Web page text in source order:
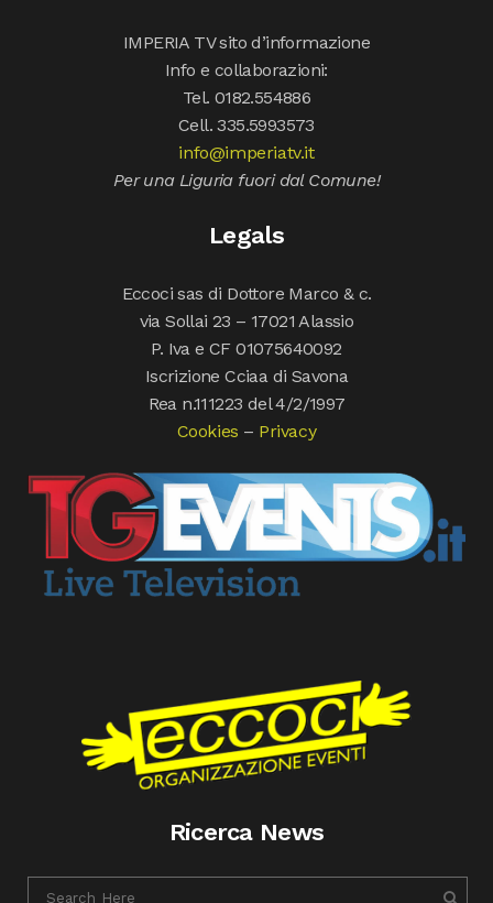
IMPERIA TV sito d’informazione
Info e collaborazioni:
Tel. 0182.554886
Cell. 335.5993573
info@imperiatv.it
Per una Liguria fuori dal Comune!
Legals
Eccoci sas di Dottore Marco & c.
via Sollai 23 – 17021 Alassio
P. Iva e CF 01075640092
Iscrizione Cciaa di Savona
Rea n.111223 del 4/2/1997
Cookies – Privacy
Ricerca News